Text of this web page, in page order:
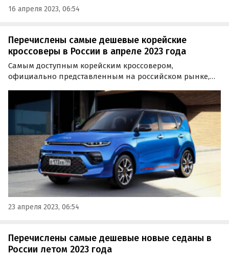
16 апреля 2023, 06:54
Перечислены самые дешевые корейские
кроссоверы в России в апреле 2023 года
Самым доступным корейским кроссовером,
официально представленным на российском рынке,
рублей. Об этом в своей свежей весенней подборке
сообщает портал «Автоновости дня».
23 апреля 2023, 06:54
Перечислены самые дешевые новые седаны в
России летом 2023 года